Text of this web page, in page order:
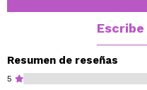
Un perfume femenino,
sofisticada y adictiva.
Resumen de reseñas
5